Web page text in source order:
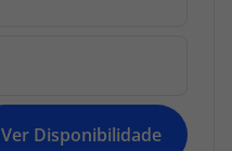
Ver Disponibilidade